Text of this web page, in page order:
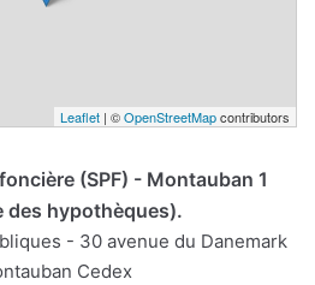
Leaflet | ©OpenStreetMapcontributors
(SPF) - Montauban 1
des hypothèques).
- 30 avenue du Danemark
Cedex